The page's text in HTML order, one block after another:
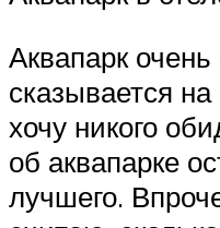
Аквапарк
сказывается
хочу никого
об аквапарке
лучшего.